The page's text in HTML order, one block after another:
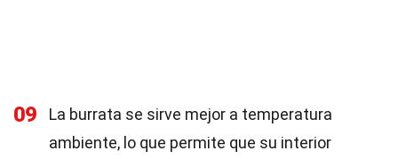
09
La burrata se sirve mejor a temperatura
ambiente, lo que permite que su interior